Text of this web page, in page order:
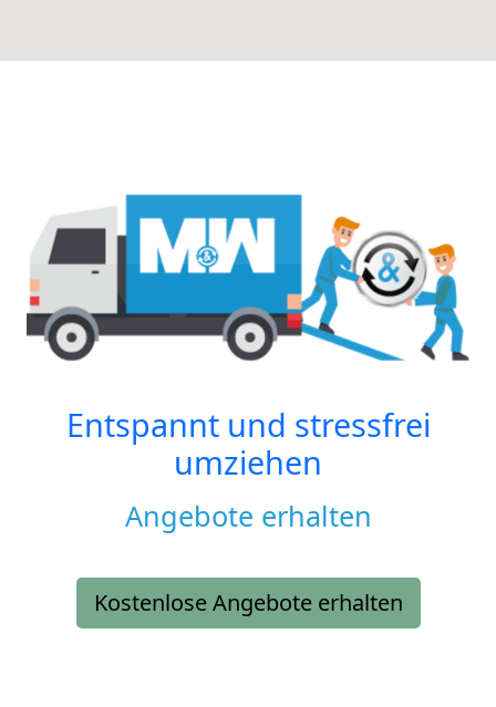
Entspannt und stressfrei
umziehen
Angebote erhalten
Kostenlose Angebote erhalten